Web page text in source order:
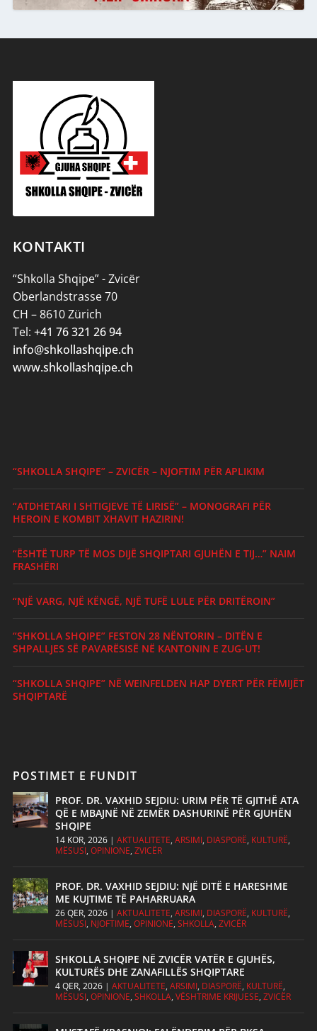
KONTAKTI
“Shkolla Shqipe” - Zvicër
Oberlandstrasse 70
CH – 8610 Zürich
Tel: +41 76 321 26 94
info@shkollashqipe.ch
www.shkollashqipe.ch
“SHKOLLA SHQIPE” – ZVICËR – NJOFTIM PËR APLIKIM
“ATDHETARI I SHTIGJEVE TË LIRISË” – MONOGRAFI PËR
HEROIN E KOMBIT XHAVIT HAZIRIN!
“ËSHTË TURP TË MOS DIJË SHQIPTARI GJUHËN E TIJ…” NAIM
FRASHËRI
“NJË VARG, NJË KËNGË, NJË TUFË LULE PËR DRITËROIN”
“SHKOLLA SHQIPE” FESTON 28 NËNTORIN – DITËN E
SHPALLJES SË PAVARËSISË NË KANTONIN E ZUG-UT!
“SHKOLLA SHQIPE” NË WEINFELDEN HAP DYERT PËR FËMIJËT
SHQIPTARË
POSTIMET E FUNDIT
PROF. DR. VAXHID SEJDIU: URIM PËR TË GJITHË ATA
QË E MBAJNË NË ZEMËR DASHURINË PËR GJUHËN
SHQIPE
14 KOR, 2026| AKTUALITETE, ARSIMI, DIASPORË, KULTURË,
MËSUSI, OPINIONE, ZVICËR
PROF. DR. VAXHID SEJDIU: NJË DITË E HARESHME
ME KUJTIME TË PAHARRUARA
26 QER, 2026| AKTUALITETE, ARSIMI, DIASPORË, KULTURË,
MËSUSI, NJOFTIME, OPINIONE, SHKOLLA, ZVICËR
SHKOLLA SHQIPE NË ZVICËR VATËR E GJUHËS,
KULTURËS DHE ZANAFILLËS SHQIPTARE
4 QER, 2026| AKTUALITETE, ARSIMI, DIASPORË, KULTURË,
MËSUSI, OPINIONE, SHKOLLA, VËSHTRIME KRIJUESE, ZVICËR